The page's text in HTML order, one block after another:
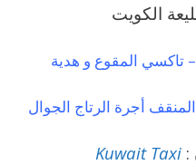
الكويت
تاكسي المقوع و هدية
أجرة الرتاج الجوال
:
Kuwait Taxi